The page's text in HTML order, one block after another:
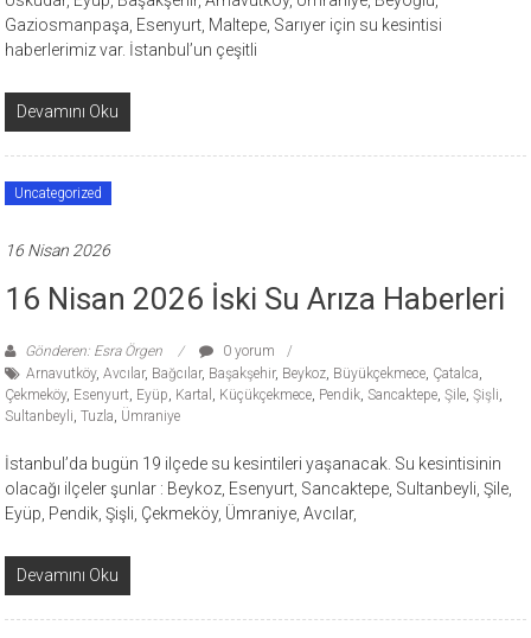
Gaziosmanpaşa, Esenyurt, Maltepe, Sarıyer için su kesintisi
haberlerimiz var. İstanbul’un çeşitli
Devamını Oku
Uncategorized
16 Nisan 2026
16 Nisan 2026 İski Su Arıza Haberleri
Gönderen: Esra Örgen
0 yorum
Arnavutköy,Avcılar, Bağcılar, Başakşehir, Beykoz, Büyükçekmece, Çatalca,
Çekmeköy, Esenyurt, Eyüp, Kartal , Küçükçekmece, Pendik,Sancaktepe,Şile,Şişli,
Sultanbeyli,Tuzla, Ümraniye
İstanbul’da bugün 19 ilçede su kesintileri yaşanacak. Su kesintisinin
olacağı ilçeler şunlar : Beykoz, Esenyurt, Sancaktepe, Sultanbeyli, Şile,
Eyüp, Pendik, Şişli, Çekmeköy, Ümraniye, Avcılar,
Devamını Oku